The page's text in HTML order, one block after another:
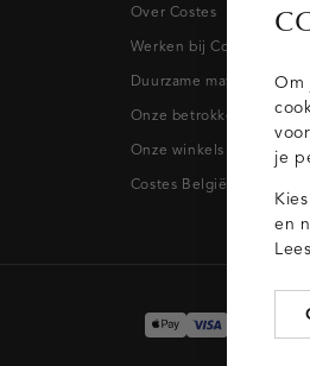
Over Costes
Werken bij Costes
Duurzame materialen
Onze betrokkenheid
Onze winkels
Costes België
Om
je
en